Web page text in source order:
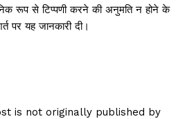
रूप से टिप्पणी करने की अनुमति न होने के
पर यह जानकारी दी।
is not originally published by